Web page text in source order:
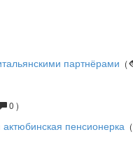
партнёрами (
0 )
пенсионерка